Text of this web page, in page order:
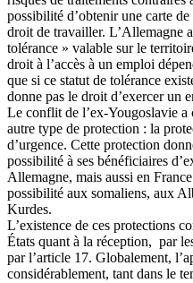
possibilité d’obtenir une carte
droit de travailler. L’Allemagne
tolérance » valable sur le
droit à l’accès à un emploi
que si ce statut de tolérance
donne pas le droit d’exercer un
Le conflit de l’ex-Yougoslavie a
autre type de protection : la
d’urgence. Cette protection
possibilité à ses bénéficiaires
Allemagne, mais aussi en
possibilité aux somaliens, aux
Kurdes.
L’existence de ces protections
États quant à la réception, par
par l’article 17. Globalement,
considérablement, tant dans le